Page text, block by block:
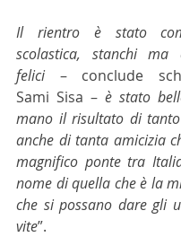
Il rientro è stato
scolastica, stanchi ma
felici – conclude
Sami Sisa – è stato
mano il risultato di
anche di tanta amicizia
magnifico ponte tra
nome di quella che è la
che si possano dare gli
vite”.